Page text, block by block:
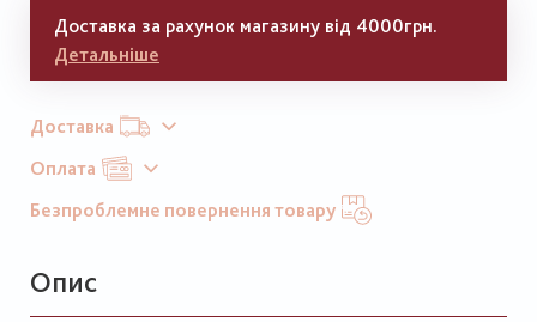
Доставка за рахунок магазину від 4000грн.
Детальніше
Доставка
Оплата
Безпроблемне повернення товару
Опис